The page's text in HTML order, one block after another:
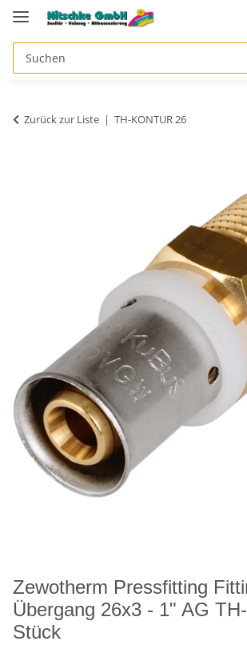
Zurück zur Liste TH-KONTUR 26
Zewotherm Pressfitting
Übergang 26x3 - 1" AG
Stück